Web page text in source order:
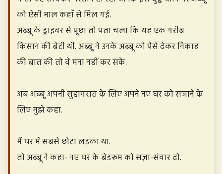
को ऐसी माल कहाँ से मिल गई.
अब्बू के ड्राइवर से पूछा तो पता चला कि यह एक गरीब
किसान की बेटी थी. अब्बू ने उनके अब्बू को पैसे देकर निकाह
की बात की तो वे मना नहीं कर सके.
अब अब्बू अपनी सुहागरात के लिए अपने नए घर को सजाने के
लिए मुझे कहा.
मैं घर में सबसे छोटा लड़का था.
तो अब्बू ने कहा- नए घर के बेडरूम को सज़ा-संवार दो.